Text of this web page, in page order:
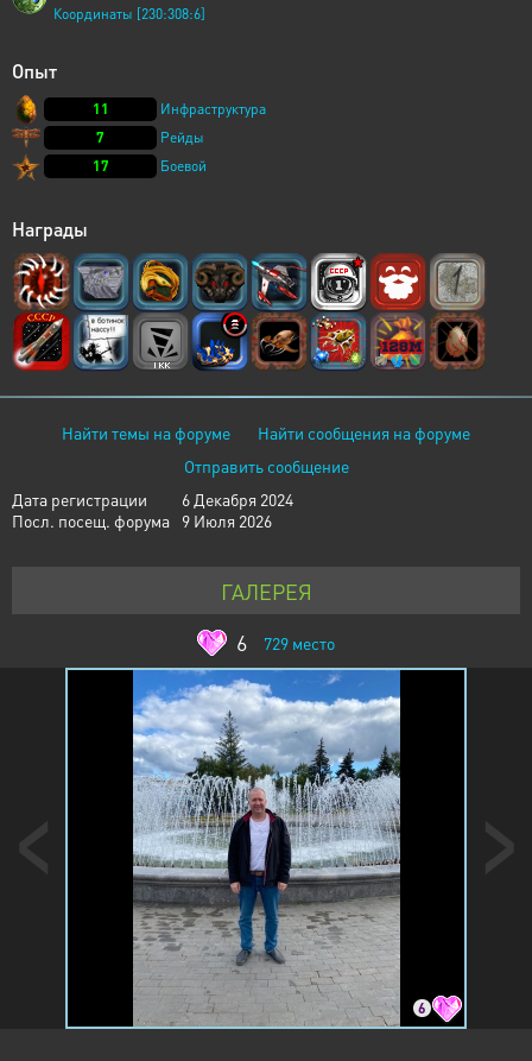
Координаты [230:308:6]
Опыт
11
Инфраструктура
7
Рейды
17
Боевой
Награды
Найти темы на форуме
Найти сообщения на форуме
Отправить сообщение
Дата регистрации
6 Декабря 2024
Посл. посещ. форума
9 Июля 2026
ГАЛЕРЕЯ
6
729 место
6